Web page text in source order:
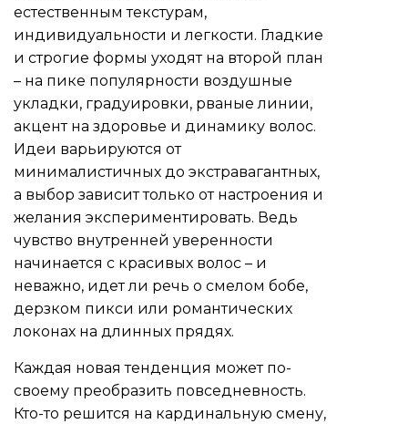
естественным текстурам,
индивидуальности и легкости. Гладкие
и строгие формы уходят на второй план
– на пике популярности воздушные
укладки, градуировки, рваные линии,
акцент на здоровье и динамику волос.
Идеи варьируются от
минималистичных до экстравагантных,
а выбор зависит только от настроения и
желания экспериментировать. Ведь
чувство внутренней уверенности
начинается с красивых волос – и
неважно, идет ли речь о смелом бобе,
дерзком пикси или романтических
локонах на длинных прядях.
Каждая новая тенденция может по-
своему преобразить повседневность.
Кто-то решится на кардинальную смену,